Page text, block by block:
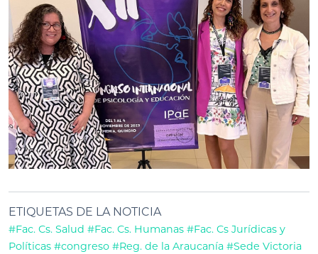
ETIQUETAS DE LA NOTICIA
#Fac. Cs. Salud #Fac. Cs. Humanas #Fac. Cs Jurídicas y
Políticas #congreso #Reg. de la Araucanía #Sede Victoria